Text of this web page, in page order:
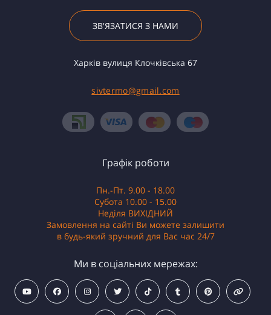
ЗВ'ЯЗАТИСЯ З НАМИ
Харків вулиця Клочківська 67
sivtermo@gmail.com
Графік роботи
Пн.-Пт. 9.00 - 18.00
Субота 10.00 - 15.00
Неділя ВИХІДНИЙ
Замовлення на сайті Ви можете залишити
в будь-який зручний для Вас час 24/7
Ми в соціальних мережах: